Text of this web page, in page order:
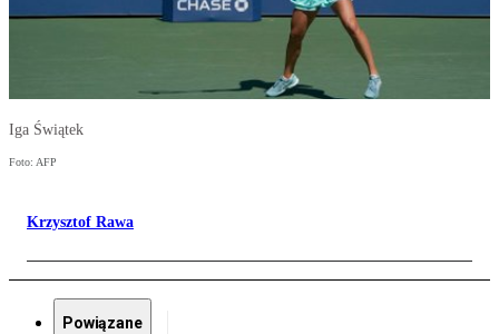
Iga Świątek
Foto: AFP
Krzysztof Rawa
Powiązane